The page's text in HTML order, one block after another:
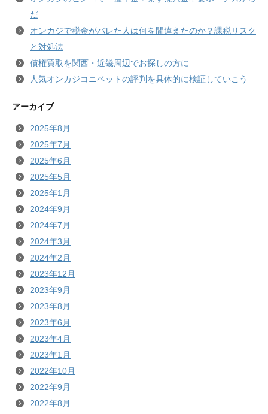
だ
オンカジで税金がバレた人は何を間違えたのか？課税リスク
と対処法
債権買取を関西・近畿周辺でお探しの方に
人気オンカジコニベットの評判を具体的に検証していこう
アーカイブ
2025年8月
2025年7月
2025年6月
2025年5月
2025年1月
2024年9月
2024年7月
2024年3月
2024年2月
2023年12月
2023年9月
2023年8月
2023年6月
2023年4月
2023年1月
2022年10月
2022年9月
2022年8月